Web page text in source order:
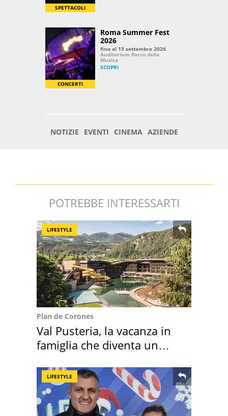
POTREBBE INTERESSARTI
LIFESTYLE
Plan de Corones
Val Pusteria, la vacanza in
famiglia che diventa un
LIFESTYLE